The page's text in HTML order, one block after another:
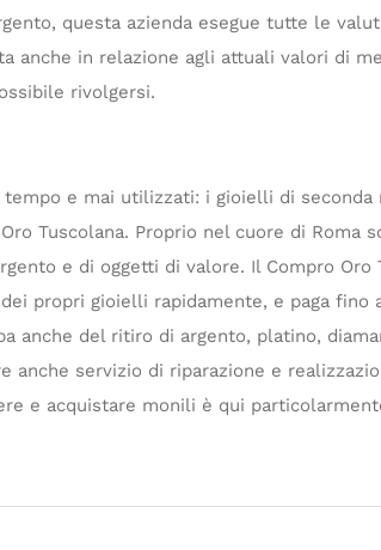
questa azienda esegue tutte le
anche in relazione agli attuali valori di
rivolgersi.
e mai utilizzati: i gioielli di
Tuscolana. Proprio nel cuore di Roma
e di oggetti di valore. Il Compro Oro
propri gioielli rapidamente, e paga fino
anche del ritiro di argento, platino,
anche servizio di riparazione e
e acquistare monili è qui